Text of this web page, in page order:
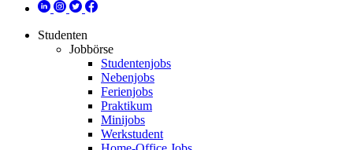
Studenten
Jobbörse
Studentenjobs
Nebenjobs
Ferienjobs
Praktikum
Minijobs
Werkstudent